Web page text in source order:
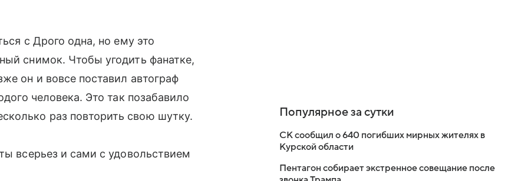
с Дрого одна, но ему это
снимок. Чтобы угодить фанатке,
он и вовсе поставил автограф
человека. Это так позабавило
раз повторить свою шутку.
всерьез и сами с удовольствием
Популярное за сутки
СК сообщил о 640 погибших мирных жителях в
Курской области
Пентагон собирает экстренное совещание после